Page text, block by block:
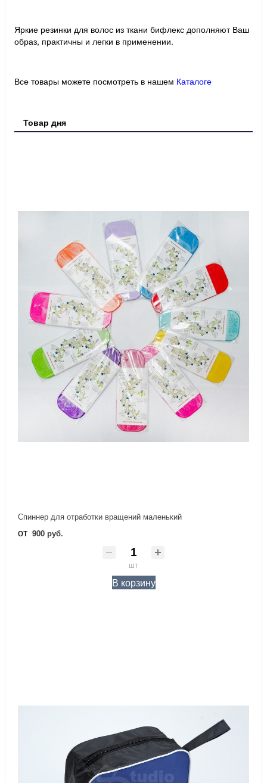
Яркие резинки для волос из ткани бифлекс дополняют Ваш
образ, практичны и легки в применении.
Все товары можете посмотреть в нашем Каталоге
Товар дня
Спиннер для отработки вращений маленький
от 900 руб.
шт
В корзину